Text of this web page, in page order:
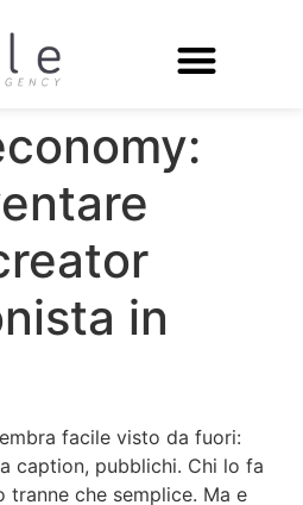
in
facile visto da fuori:
caption, pubblichi. Chi lo fa
che semplice. Ma e